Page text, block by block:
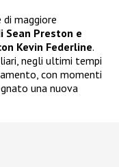
di maggiore
Sean Preston e
Kevin Federline.
negli ultimi tempi
con momenti
una nuova